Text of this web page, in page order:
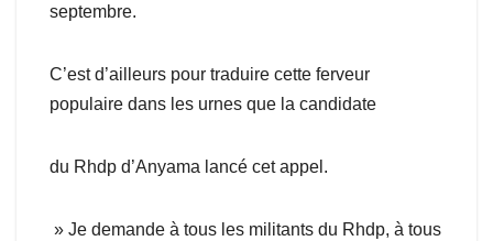
septembre.
C’est d’ailleurs pour traduire cette ferveur
populaire dans les urnes que la candidate
du Rhdp d’Anyama lancé cet appel.
» Je demande à tous les militants du Rhdp, à tous